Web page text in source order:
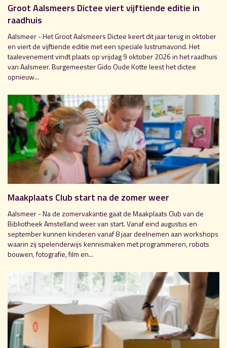
Groot Aalsmeers Dictee viert vijftiende editie in
raadhuis
Aalsmeer - Het Groot Aalsmeers Dictee keert dit jaar terug in oktober
en viert de vijftiende editie met een speciale lustrumavond. Het
taalevenement vindt plaats op vrijdag 9 oktober 2026 in het raadhuis
van Aalsmeer. Burgemeester Gido Oude Kotte leest het dictee
opnieuw...
Maakplaats Club start na de zomer weer
Aalsmeer - Na de zomervakantie gaat de Maakplaats Club van de
Bibliotheek Amstelland weer van start. Vanaf eind augustus en
september kunnen kinderen vanaf 8 jaar deelnemen aan workshops
waarin zij spelenderwijs kennismaken met programmeren, robots
bouwen, fotografie, film en...